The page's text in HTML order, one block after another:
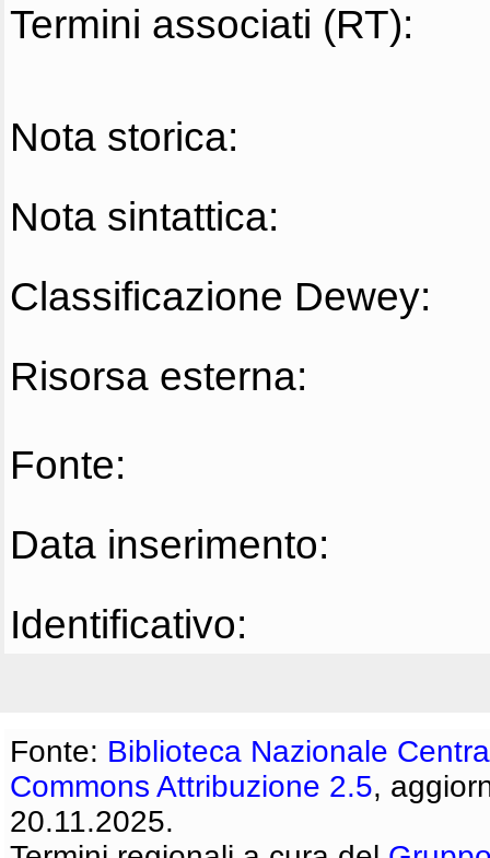
Termini associati (RT):
Nota storica:
Nota sintattica:
Classificazione Dewey:
Risorsa esterna:
Fonte:
Data inserimento:
Identificativo:
Fonte: Biblioteca Nazionale
Commons Attribuzione 2.5,
20.11.2025.